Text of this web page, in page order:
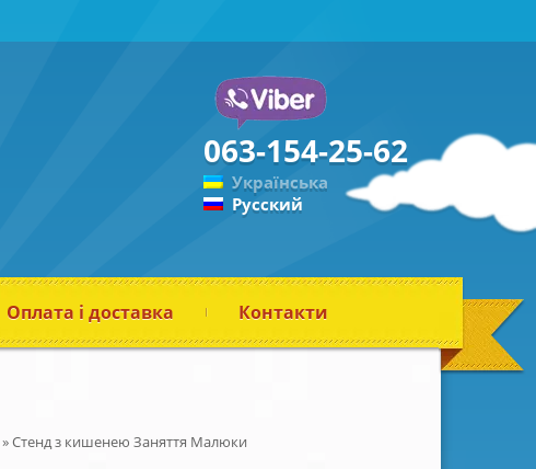
063-154-25-62
Українська
Русский
Оплата і доставка Контакти
»Стенд з кишенею Заняття Малюки